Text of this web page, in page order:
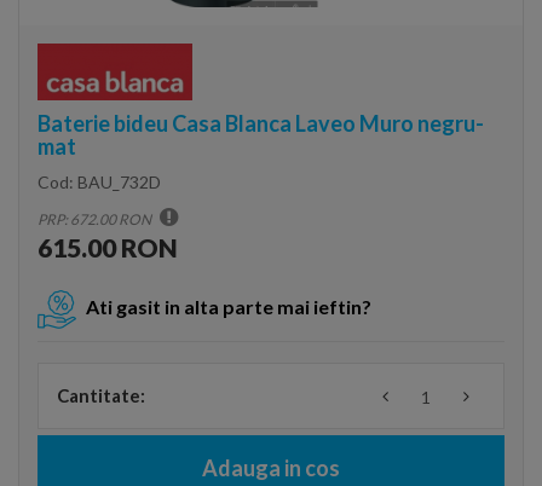
Baterie bideu Casa Blanca Laveo Muro negru-
mat
Cod: BAU_732D
PRP: 672.00 RON
615.00 RON
Ati gasit in alta parte mai ieftin?
Cantitate:
Adauga in cos